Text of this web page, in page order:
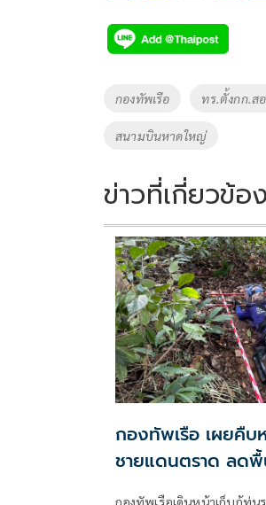
e
b
o
o
k
tt
er
p
y
Li
n
Tags
กองทัพเรือ ทร.ตั้งกก.ส
สนามบินหาดใหญ่
ข่าวที่เกี่ยวข้อง
กองทัพเรือ เผยคืบ
ชายแดนตราด ลด
กองทัพเรือเดินหน้าเก็บกู้ทุ่น